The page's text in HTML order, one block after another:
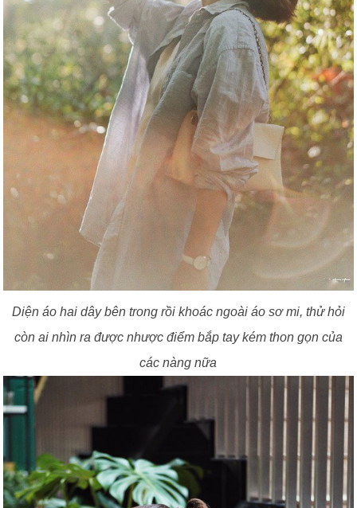
Diện áo hai dây bên trong rồi khoác ngoài áo sơ mi, thử hỏi
còn ai nhìn ra được nhược điểm bắp tay kém thon gọn của
các nàng nữa